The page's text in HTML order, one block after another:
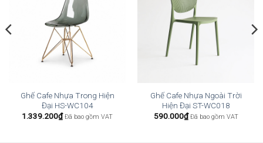
Ghế Cafe Nhựa Trong Hiện
Đại HS-WC104
1.339.200₫ Đã bao gồm VAT
Ghế Cafe Nhựa Ngoài Trời
Hiện Đại ST-WC018
590.000₫ Đã bao gồm VAT